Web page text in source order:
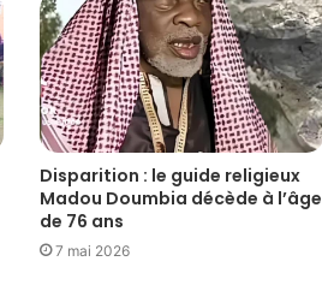
Disparition : le guide religieux
Madou Doumbia décède à l’âge
de 76 ans
7 mai 2026